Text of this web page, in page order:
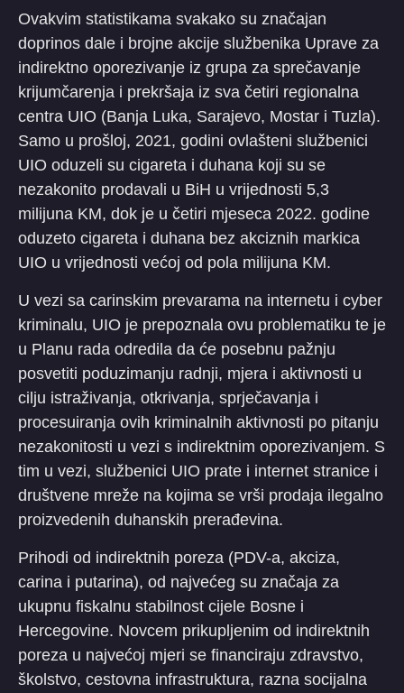
Ovakvim statistikama svakako su značajan
doprinos dale i brojne akcije službenika Uprave za
indirektno oporezivanje iz grupa za sprečavanje
krijumčarenja i prekršaja iz sva četiri regionalna
centra UIO (Banja Luka, Sarajevo, Mostar i Tuzla).
Samo u prošloj, 2021, godini ovlašteni službenici
UIO oduzeli su cigareta i duhana koji su se
nezakonito prodavali u BiH u vrijednosti 5,3
milijuna KM, dok je u četiri mjeseca 2022. godine
oduzeto cigareta i duhana bez akciznih markica
UIO u vrijednosti većoj od pola milijuna KM.
U vezi sa carinskim prevarama na internetu i cyber
kriminalu, UIO je prepoznala ovu problematiku te je
u Planu rada odredila da će posebnu pažnju
posvetiti poduzimanju radnji, mjera i aktivnosti u
cilju istraživanja, otkrivanja, sprječavanja i
procesuiranja ovih kriminalnih aktivnosti po pitanju
nezakonitosti u vezi s indirektnim oporezivanjem. S
tim u vezi, službenici UIO prate i internet stranice i
društvene mreže na kojima se vrši prodaja ilegalno
proizvedenih duhanskih prerađevina.
Prihodi od indirektnih poreza (PDV-a, akciza,
carina i putarina), od najvećeg su značaja za
ukupnu fiskalnu stabilnost cijele Bosne i
Hercegovine. Novcem prikupljenim od indirektnih
poreza u najvećoj mjeri se financiraju zdravstvo,
školstvo, cestovna infrastruktura, razna socijalna